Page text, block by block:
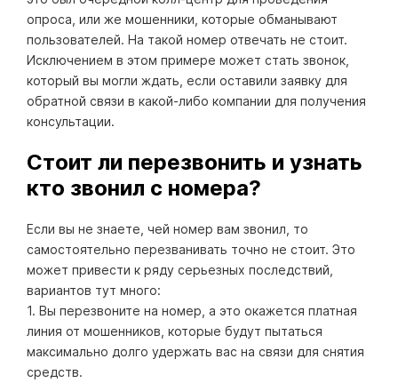
опроса, или же мошенники, которые обманывают
пользователей. На такой номер отвечать не стоит.
Исключением в этом примере может стать звонок,
который вы могли ждать, если оставили заявку для
обратной связи в какой-либо компании для получения
консультации.
Стоит ли перезвонить и узнать
кто звонил с номера?
Если вы не знаете, чей номер вам звонил, то
самостоятельно перезванивать точно не стоит. Это
может привести к ряду серьезных последствий,
вариантов тут много:
1. Вы перезвоните на номер, а это окажется платная
линия от мошенников, которые будут пытаться
максимально долго удержать вас на связи для снятия
средств.